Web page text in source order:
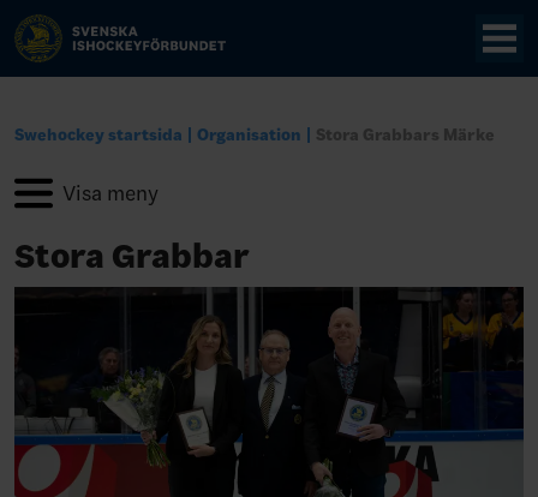
Swehockey startsida Organisation Stora Grabbars Märke
Stora Grabbar